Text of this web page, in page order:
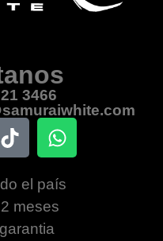
3466
el país
meses